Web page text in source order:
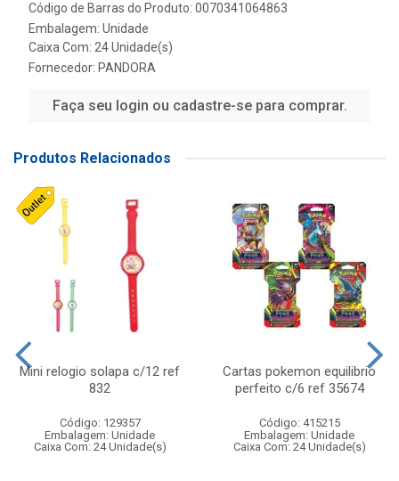
Código de Barras do Produto: 0070341064863
Embalagem: Unidade
Caixa Com: 24 Unidade(s)
Fornecedor: PANDORA
Faça seu login ou cadastre-se para comprar.
Produtos Relacionados
Mini relogio solapa c/12 ref
832
Código: 129357
Embalagem: Unidade
Caixa Com: 24 Unidade(s)
Cartas pokemon equilibrio
perfeito c/6 ref 35674
Código: 415215
Embalagem: Unidade
Caixa Com: 24 Unidade(s)